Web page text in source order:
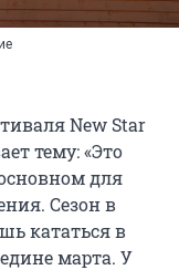
New Star
тему: «Это
для
Сезон в
кататься в
марта. У